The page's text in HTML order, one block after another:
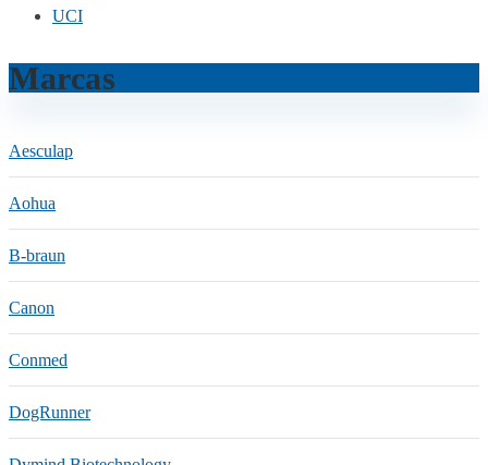
UCI
Marcas
Aesculap
Aohua
B-braun
Canon
Conmed
DogRunner